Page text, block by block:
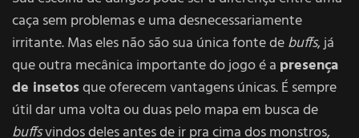
caça sem problemas e uma desnecessariamente
irritante. Mas eles não são sua única fonte debuffs, já
que outra mecânica importante do jogo é a presença
de insetosque oferecem vantagens únicas. É sempre
útil dar uma volta ou duas pelo mapa em busca de
buffsvindos deles antes de ir pra cima dos monstros,